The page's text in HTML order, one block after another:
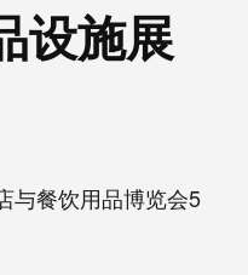
设施展
餐饮用品博览会5